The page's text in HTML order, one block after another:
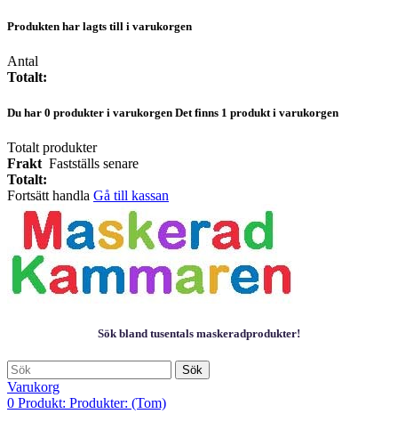
Produkten har lagts till i varukorgen
Antal
Totalt:
Du har 0 produkter i varukorgen Det finns 1 produkt i varukorgen
Totalt produkter
Frakt Fastställs senare
Totalt:
Fortsätt handla Gå till kassan
Sök bland tusentals maskeradprodukter!
Sök
Varukorg
0 Produkt: Produkter: (Tom)